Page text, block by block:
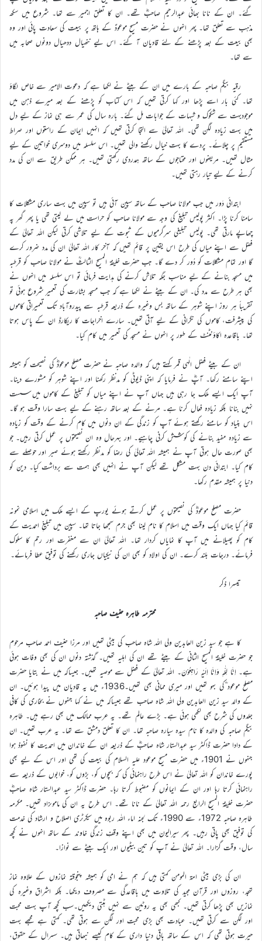
گئے۔ ان کے نانا بھائی عبدالرحیم صاحبؓ تھے۔ ان کا تعلق اجمیر سے تھا۔ شروع میں سکھ
مذہب سے تعلق تھا۔ پھر انہوں نے حضرت مسیح موعودؑ کے ہاتھ پر بیعت کی سعادت پائی اور وہ
بھی بیعت کے بعد پڑھنے کے لئے قادیان آ گئے۔ اس لیے ننھیال ددھیال دونوں صحابہ میں
سے تھا۔
رقیہ بیگم صاحبہ کے بارے میں ان کے بیٹے نے لکھا ہے کہ دعوت الامیر سے خاص لگاؤ
تھا۔ کئی بار اسے پڑھا اور کہا کرتی تھیں کہ اس کتاب کو پڑھنے کے بعد میرے ذہن میں
موجودبہت سے شکوک و شبہات کے جوابات مل گئے۔ بارہ سال کی عمر سے ہی نماز کے لیے دل
میں بہت زیادہ لگن تھی۔ اللہ تعالیٰ سے التجا کرتی تھیں کہ انہیں ایمان کے راستوں اور صراط
مستقیم پر چلائے۔ پردے کا بہت خیال رکھنے والی تھیں۔ اس سلسلہ میں دوسری خواتین کے لیے
مثال تھیں۔ مریضوں اور محتاجوں کے ساتھ ہمدردی رکھتی تھیں۔ ہر ممکن طریق سے ان کی مدد
کرنے کے لیے تیار رہتی تھیں۔
ابتدائی دَور میں جب مولانا صاحب کے ساتھ سپین آئی ہیں تو سپین میں بہت ساری مشکلات کا
سامنا کرنا پڑا۔ اکثر پولیس تبلیغ کی وجہ سے مولانا صاحب کو حراست میں لے لیتی تھی یا پھر گھر پہ
چھاپے مارتی تھی۔ پولیس تبلیغی سرگرمیوں کے ثبوت کے لیے تلاشی کرتی لیکن اللہ تعالیٰ کے
فضل سے اپنے میاں کی طرح اس یقین پر قائم تھیں کہ آخر کار اللہ تعالیٰ ان کی مدد ضرور کرے
گا اور تمام مشکلات کو دُور کر دے گا۔ جب حضرت خلیفۃ المسیح الثالثؒ نے مولانا صاحب کو قرطبہ
میں مسجد بنانے کے لیے مناسب جگہ تلاش کرنے کی ہدایت فرمائی تو اس سلسلہ میں انہوں نے
بھی ہر طرح سے مدد کی۔ ان کے بیٹے نے لکھا ہے کہ جب مسجد بشارت کی تعمیر شروع ہوئی تو
تقریباً ہر روز اپنے شوہر کے ساتھ بس وغیرہ کے ذریعہ قرطبہ سے پیدروآباد تک تعمیراتی کاموں
کی پیشرفت، کاموں کی نگرانی کے لیے آتی تھیں۔ سارے اخراجات کا ریکارڈ ان کے پاس ہوتا
تھا۔ باقاعدہ اکاؤنٹنٹ کے طور پر انہوں نے مسجد کی تعمیر میں کام کیا۔
ان کے بیٹے فضل الٰہی قمر کہتے ہیں کہ والدہ صاحبہ نے حضرت مصلح موعودؓ کی نصیحت کو ہمیشہ
اپنے سامنے رکھا۔ آپؓ نے فرمایا کہ اپنی ڈیوٹی کو مدنظر رکھنا اور اپنے شوہر کو مشورے دینا۔
آپ ایک ایسے ملک جا رہی ہیں جہاں آپ نے اپنے میاں کو تبلیغ کے کاموں میں سست
نہیں بنانا بلکہ زیادہ فعال کرنا ہے۔ مرنے کے بعد ساتھ رہنے کے لیے بہت سارا وقت ہو گا۔
اس بنیاد کو سامنے رکھتے ہوئے آپ کو زندگی کے ان دنوں میں کام کرنے کے وقت کو زیادہ
سے زیادہ مفید بنانے کی کوشش کرنی چاہیے۔ اور بہرحال وہ ان نصیحتوں پر عمل کرتی رہیں۔ جو
بھی صورت حال ہوتی آپ نے ہمیشہ اللہ تعالیٰ کی رضا کو مدنظر رکھتے ہوئے صبر اور حوصلے سے
کام کیا۔ ابتدائی دن بہت مشکل تھے لیکن آپ نے انہیں بھی ہمت سے برداشت کیا۔ دین کو
دنیا پر ہمیشہ مقدم رکھا۔
حضرت مصلح موعودؓ کی نصیحتوں پر عمل کرتے ہوئے یورپ کے ایسے ملک میں اسلامی نمونہ
قائم کیا جہاں ایک وقت میں اسلام کا نام لینا بھی جرم سمجھا جاتا تھا۔ سپین میں تبلیغِ احمدیت کے
کام کو پھیلانے میں آپ کا نمایاں کردار تھا۔ اللہ تعالیٰ ان سے مغفرت اور رحم کا سلوک
فرمائے۔ درجات بلند کرے۔ ان کی اولاد کو بھی ان کی نیکیاں جاری رکھنے کی توفیق عطا فرمائے۔
تیسرا ذکر
محترمہ طاہرہ حنیف صاحبہ
کا ہے جو سید زین العابدین ولی اللہ شاہ صاحب کی بیٹی تھیں اور مرزا حنیف احمد صاحب مرحوم
جو حضرت خلیفة المسیح الثانی کے بیٹے تھے ان کی اہلیہ تھیں۔ گذشتہ دنوں ان کی بھی وفات ہوئی
ہے۔ اِنَّا لِلّٰہِ وَاِنَّا اِلَیْہِ رَاجِعُوْنَ۔ اللہ تعالیٰ کے فضل سے موصیہ تھیں۔ جیساکہ میں نے بتایا حضرت
مصلح موعود ؓکی بہو تھیں اور میری ممانی بھی تھیں۔1936ء میں یہ قادیان میں پیدا ہوئیں۔ ان
کے والد سید زین العابدین ولی اللہ شاہ صاحب تھے جیساکہ میں نے کہا جنہوں نے بخاری کی کافی
جلدوں کی شرح بھی لکھی ہوئی ہے۔ بڑے عالم تھے۔ یہ عرب ممالک میں بھی رہے ہیں۔ طاہرہ
بیگم صاحبہ کی والدہ کا نام سیدہ سیارہ صاحبہ تھا۔ ان کا تعلق دمشق سے تھا۔ یہ عرب تھیں۔ ان
کے دادا حضرت ڈاکٹر سید عبدالستار شاہ صاحبؓ کے ذریعہ ان کے خاندان میں احمدیت کا نفوذ ہوا
جنہوں نے 1901ء میں حضرت مسیح موعود علیہ السلام کی بیعت کی تھی اور اس کے لیے بھی
پورے خاندان کو اللہ تعالیٰ نے اس طرح راہنمائی کی کہ بچوں کو، بڑوں کو، خوابوں کے ذریعہ سے
راہنمائی کرتا رہا اور ان کے ایمانوں کو مضبوط کرتا رہا۔ حضرت ڈاکٹر سید عبدالستار شاہ صاحبؓ
حضرت خلیفة المسیح الرابع رحمہ اللہ تعالیٰ کے نانا تھے۔ اس طرح یہ ان کی ماموںزاد تھیں۔ مکرمہ
طاہرہ صاحبہ 1972ء سے 1990ء تک لجنہ اماء اللہ ربوہ میں سیکرٹری اصلاح و ارشاد کی خدمت
کی توفیق بھی پاتی رہیں۔ پھر سیرالیون میں بھی اپنے وقفِ زندگی خاوند کے ساتھ انہوں نے کچھ
سال، وقت گزارا۔ اللہ تعالیٰ نے آپ کو تین بیٹیوں اور ایک بیٹے سے نوازا۔
ان کی بڑی بیٹی امة المومن کہتی ہیں کہ ہم نے امی کو ہمیشہ پنجوقتہ نمازوں کے علاوہ نماز
تہجد، روزوں اور قرآن مجید کی تلاوت میں باقاعدگی سے مصروف دیکھا۔ بلکہ اشراق وغیرہ کی
نمازیں بھی پڑھا کرتی تھیں۔ کبھی بھی یہ روٹین سے نہیں ہٹتی دیکھیں۔سب کچھ آپ بہت محبت
اور لگن سے کرتی تھیں۔ عبادت بھی بڑی محبت اور لگن سے ہوتی تھی۔ کہتی ہے مجھے بہت
حیرت ہوتی تھی کہ اس کے ساتھ باقی دنیا داری کے کام کیسے نبھاتی ہیں۔ سسرال کے حقوق،